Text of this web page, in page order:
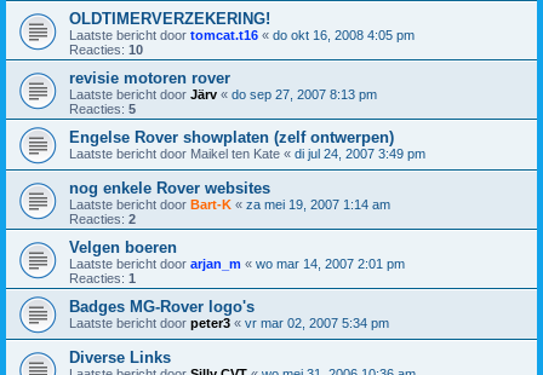
OLDTIMERVERZEKERING!
Laatste bericht door tomcat.t16 « do okt 16, 2008 4:05 pm
Reacties: 10
revisie motoren rover
Laatste bericht door Järv « do sep 27, 2007 8:13 pm
Reacties: 5
Engelse Rover showplaten (zelf ontwerpen)
Laatste bericht door Maikel ten Kate « di jul 24, 2007 3:49 pm
nog enkele Rover websites
Laatste bericht door Bart-K « za mei 19, 2007 1:14 am
Reacties: 2
Velgen boeren
Laatste bericht door arjan_m « wo mar 14, 2007 2:01 pm
Reacties: 1
Badges MG-Rover logo's
Laatste bericht door peter3 « vr mar 02, 2007 5:34 pm
Diverse Links